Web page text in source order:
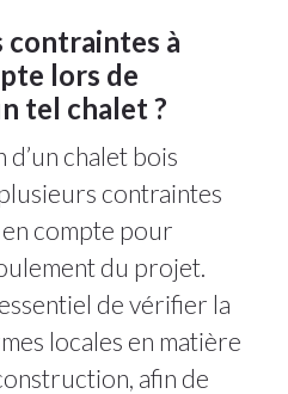
contraintes à
lors de
tel chalet ?
d’un chalet bois
contraintes
compte pour
du projet.
de vérifier la
locales en matière
afin de